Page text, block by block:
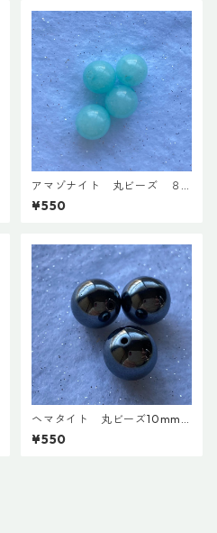
アマゾナイト 丸ビーズ ８
mm (４粒入）
¥550
ヘマタイト 丸ビーズ10mm
(３粒入）
¥550